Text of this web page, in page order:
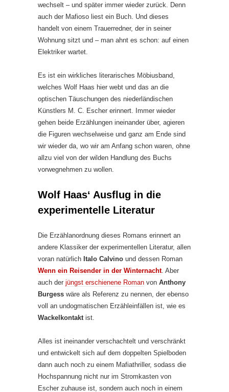
wechselt – und später immer wieder zurück. Denn
auch der Mafioso liest ein Buch. Und dieses
handelt von einem Trauerredner, der in seiner
Wohnung sitzt und – man ahnt es schon: auf einen
Elektriker wartet.
Es ist ein wirkliches literarisches Möbiusband,
welches Wolf Haas hier webt und das an die
optischen Täuschungen des niederländischen
Künstlers M. C. Escher erinnert. Immer wieder
gehen beide Erzählungen ineinander über, agieren
die Figuren wechselweise und ganz am Ende sind
wir wieder da, wo wir am Anfang schon waren, ohne
allzu viel von der wilden Handlung des Buchs
vorwegnehmen zu wollen.
Wolf Haas‘ Ausflug in die
experimentelle Literatur
Die Erzählanordnung dieses Romans erinnert an
andere Klassiker der experimentellen Literatur, allen
voran natürlich Italo Calvino und dessen Roman
Wenn ein Reisender in der Winternacht. Aber
auch der jüngst erschienene Roman von Anthony
Burgess wäre als Referenz zu nennen, der ebenso
voll an undogmatischen Erzähleinfällen ist, wie es
Wackelkontakt ist.
Alles ist ineinander verschachtelt und verschränkt
und entwickelt sich auf dem doppelten Spielboden
dann auch noch zu einem Mafiathriller, sodass die
Hochspannung nicht nur im Stromkasten von
Escher zuhause ist, sondern auch noch in einem